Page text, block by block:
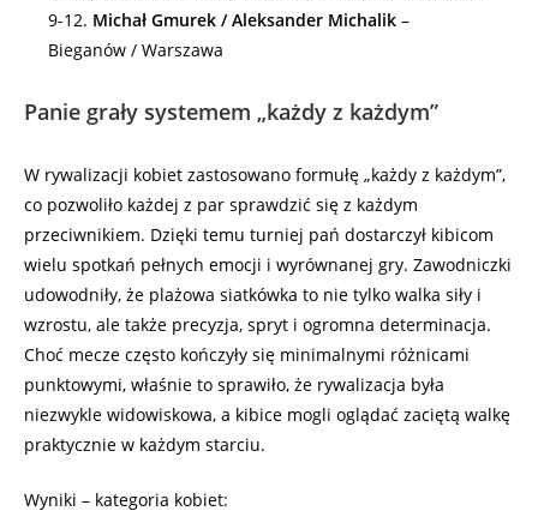
9-12. Michał Gmurek / Aleksander Michalik –
Bieganów / Warszawa
Panie grały systemem „każdy z każdym”
W rywalizacji kobiet zastosowano formułę „każdy z każdym”,
co pozwoliło każdej z par sprawdzić się z każdym
przeciwnikiem. Dzięki temu turniej pań dostarczył kibicom
wielu spotkań pełnych emocji i wyrównanej gry. Zawodniczki
udowodniły, że plażowa siatkówka to nie tylko walka siły i
wzrostu, ale także precyzja, spryt i ogromna determinacja.
Choć mecze często kończyły się minimalnymi różnicami
punktowymi, właśnie to sprawiło, że rywalizacja była
niezwykle widowiskowa, a kibice mogli oglądać zaciętą walkę
praktycznie w każdym starciu.
Wyniki – kategoria kobiet: